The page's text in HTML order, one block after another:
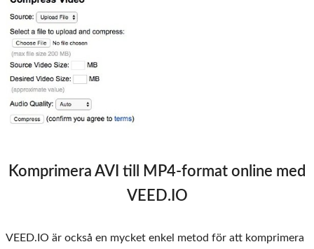
Komprimera AVI till MP4-format online med
VEED.IO
VEED.IO är också en mycket enkel metod för att komprimera